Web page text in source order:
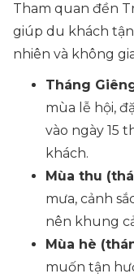
Tham quan đền
giúp du khách
nhiên và không
Tháng
mùa lễ hội,
vào ngày 15
khách.
Mùa thu
mưa, cảnh
nên khung
Mùa hè
muốn tận